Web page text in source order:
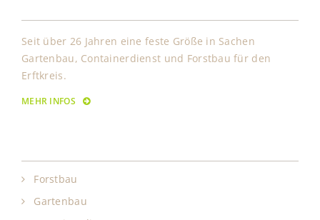
Seit über 26 Jahren eine feste Größe in Sachen
Gartenbau, Containerdienst und Forstbau für den
Erftkreis.
MEHR INFOS
Forstbau
Gartenbau